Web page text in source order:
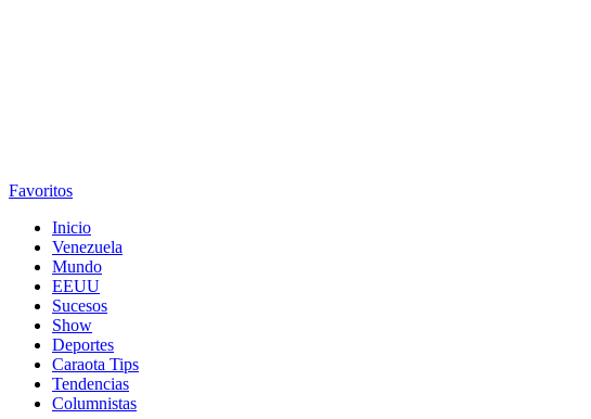
Favoritos
Inicio
Venezuela
Mundo
EEUU
Sucesos
Show
Deportes
Caraota Tips
Tendencias
Columnistas